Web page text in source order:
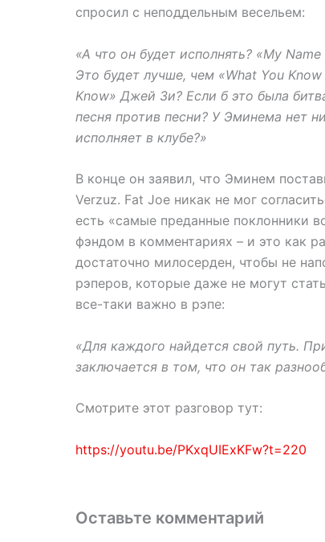
спросил с неподдельным весельем:
«А что он будет исполнять? «My
Это будет лучше, чем «What You
Know» Джей Зи? Если б это была
песня против песни? У Эминема нет
исполняет в клубе?»
В конце он заявил, что Эминем
Verzuz. Fat Joe никак не мог
есть «самые преданные поклонники
фэндом в комментариях – и это как
достаточно милосерден, чтобы не
рэперов, которые даже не могут
все-таки важно в рэпе:
«Для каждого найдется свой путь.
заключается в том, что он так
Смотрите этот разговор тут:
https://youtu.be/PKxqUIExKFw?t=220
Оставьте комментарий